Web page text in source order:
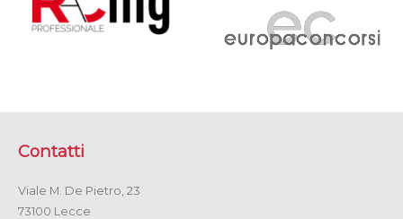
Contatti
Viale M. De Pietro, 23
73100 Lecce